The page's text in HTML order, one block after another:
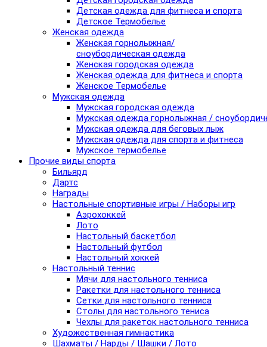
Детская одежда для фитнеса и спорта
Детское Термобелье
Женская одежда
Женская горнолыжная/
сноубордическая одежда
Женская городская одежда
Женская одежда для фитнеса и спорта
Женское Термобелье
Мужская одежда
Мужская городская одежда
Мужская одежда горнолыжная /
Мужская одежда для беговых лыж
Мужская одежда для спорта и фитнеса
Мужское термобелье
Прочие виды спорта
Бильярд
Дартс
Награды
Настольные спортивные игры / Наборы игр
Аэрохоккей
Лото
Настольный баскетбол
Настольный футбол
Настольный хоккей
Настольный теннис
Мячи для настольного тенниса
Ракетки для настольного тенниса
Сетки для настольного тенниса
Столы для настольного тениса
Чехлы для ракеток настольного тенниса
Художественная гимнастика
Шахматы / Нарды / Шашки / Лото